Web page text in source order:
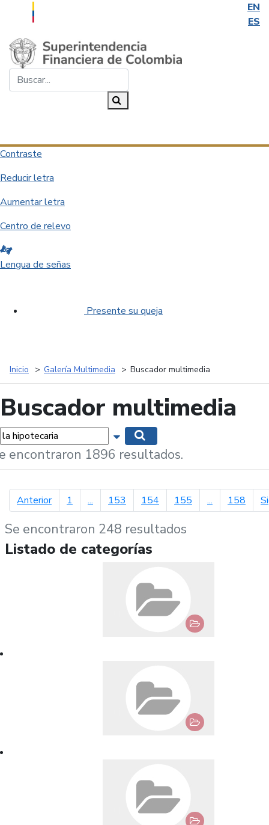
EN
ES
Saltar al contenido principal
Contraste
Reducir letra
Aumentar letra
Centro de relevo
Lengua de señas
Presente su queja
Inicio Galería Multimedia Buscador multimedia
Buscador multimedia
Mostrar opciones de búsqueda
encontraron 1896 resultados.
Anteriorpágina anterior
1 ... 153 154 155 ... 158
Se encontraron 248 resultados
Listado de categorías